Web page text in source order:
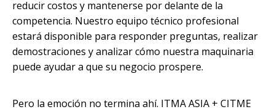
reducir costos y mantenerse por delante de la
competencia. Nuestro equipo técnico profesional
estará disponible para responder preguntas, realizar
demostraciones y analizar cómo nuestra maquinaria
puede ayudar a que su negocio prospere.
Pero la emoción no termina ahí. ITMA ASIA + CITME